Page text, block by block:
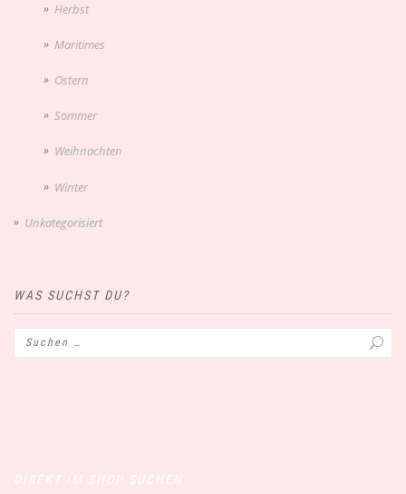
Herbst
Maritimes
Ostern
Sommer
Weihnachten
Winter
Unkategorisiert
WAS SUCHST DU?